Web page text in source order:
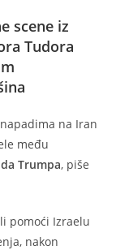
scene iz
Tudora
na Iran
među
Trumpa, piše
pomoći Izraelu
nakon